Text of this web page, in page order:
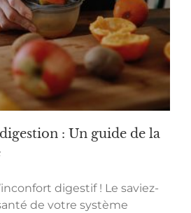
: Un guide de la
digestif ! Le saviez-
de votre système